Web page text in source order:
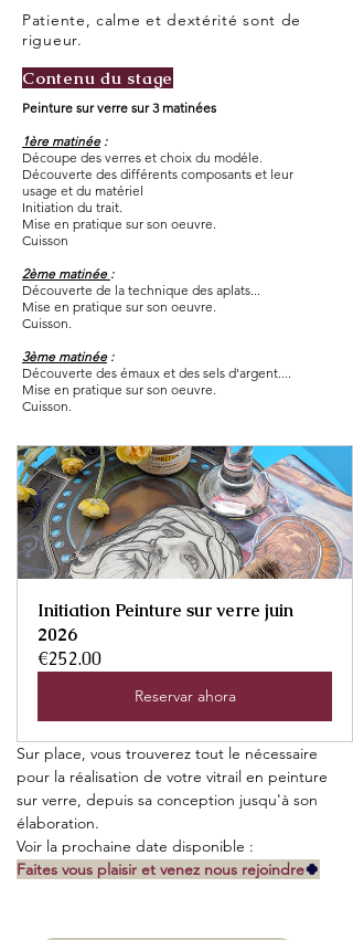
Patiente, calme et dextérité sont de
rigueur.
Contenu du stage
Peinture sur verre sur 3 matinées
1ère matinée:
Découpe des verres et choix du modéle.
Découverte des différents composants et leur
usage et du matériel
Initiation du trait.
Mise en pratique sur son oeuvre.
Cuisson
2ème matinée :
Découverte de la technique des aplats...
Mise en pratique sur son oeuvre.
Cuisson.
3ème matinée:
Découverte des émaux et des sels d'argent....
Mise en pratique sur son oeuvre.
Cuisson.
Initiation Peinture sur verre juin
2026
€252.00
Reservar ahora
Sur place, vous trouverez tout le nécessaire
pour la réalisation de votre vitrail en peinture
sur verre, depuis sa conception jusqu'à son
élaboration.
Voir la prochaine date disponible :
Faites vous plaisir et venez nous rejoindre🍀